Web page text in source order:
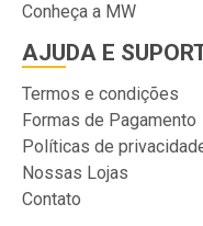
Conheça a MW
AJUDA E
Termos e condições
Formas de Pagamento
Políticas de
Nossas Lojas
Contato